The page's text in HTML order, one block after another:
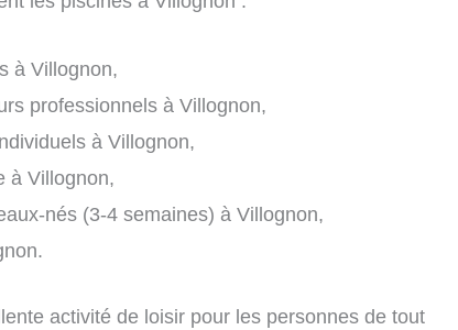
à Villognon,
professionnels à Villognon,
à Villognon,
à Villognon,
nés (3-4 semaines) à Villognon,
activité de loisir pour les personnes de tout